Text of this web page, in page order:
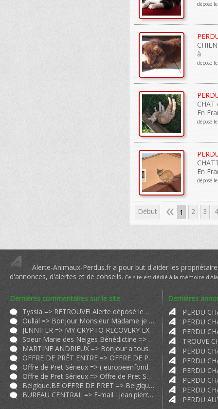
déposé
à
déposé
En
déposé
En
déposé
Début « 1 2 3
4
944
Alerte-Animaux-Perdus.fr a pour but d'aider les
d'annonces, d'alertes et de conseils. Ce site est dédié à la mémoire
Dernières commentaires sur le site
Tyssia => RETROUVE! Alerte déposé le Mercredi 22 Aout 2018 RETROUVE RETROUVE
Oullal => Bonjour Monsieur Madame je me présente à vous. Je suis Madame Oull
JENNIFER => MY CRYPTO RECOVERY EXPERIENCE 2024 WARNING: Scammers BEWARE! I'm abou
Soeur Marie des Neiges Bénédictine => Nous venons de trouver un chat semblable au vôtre. Sa photo est sur p
MARTINE ANDRIEUX => Bonjour a tous Victimes Je me suis fait arnaquer et je vous raconte do
OFFRE DE PRÊT ENTRE => OFFRE DE PRÊT ENTRE PARTICULIER SÉRIEUX EN 72H A 0 80 EN FRANCE FR
Offre de Pret Sérieux => ( europeenfondssocial@gmail.com
)
Offre de Pret Sérieux => Offre de Pret Sérieux et Rapide 24H;72h;2 9 particulier.ch particul
Belgique.BE OFFRE DE PRËT => Belgique.BE OFFRE DE PRËT ENTRE PARTICULIER Très sérieux et rapide
BUREAU CENTRAL => E-mail : jean.pierrebrauoirccunit@gmail.com
Dernières